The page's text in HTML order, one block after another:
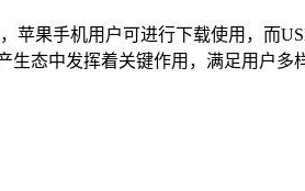
苹果手机用户可进行下载使用，而
态中发挥着关键作用，满足用户多